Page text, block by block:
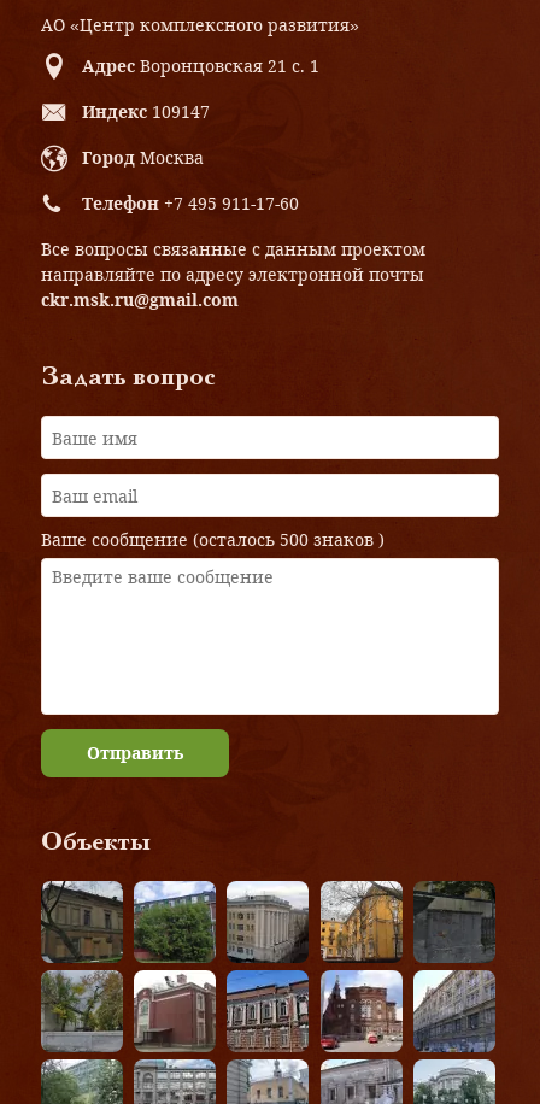
АО «Центр комплексного развития»
Адрес Воронцовская 21 с. 1
Индекс 109147
Город Москва
Телефон +7 495 911-17-60
Все вопросы связанные с данным проектом
направляйте по адресу электронной почты
ckr.msk.ru@gmail.com
Задать вопрос
Ваше сообщение (осталось 500 знаков )
Отправить
Объекты